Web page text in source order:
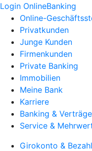
Login OnlineBanking
Online-
Privatkunden
Junge Kunden
Firmenkunden
Private Banking
Immobilien
Meine Bank
Karriere
Banking & Verträge
Service &
Girokonto &